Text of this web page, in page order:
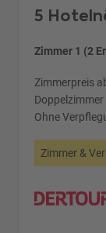
5
Zimmer 1 (2
Zimmerpreis
Ohne
Zimmer &